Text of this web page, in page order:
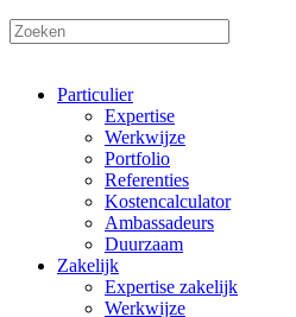
Particulier
Expertise
Werkwijze
Portfolio
Referenties
Kostencalculator
Ambassadeurs
Duurzaam
Zakelijk
Expertise zakelijk
Werkwijze